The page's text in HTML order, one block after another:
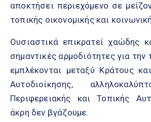
αποκτήσει περιεχόμενο σε
τοπικής οικονομικής και
Ουσιαστικά επικρατεί χαώδης
σημαντικές αρμοδιότητες για την
εμπλέκονται μεταξύ Κράτους
Αυτοδιοίκησης,
Περιφερειακής και Τοπικής
άκρη δεν βγάζουμε.